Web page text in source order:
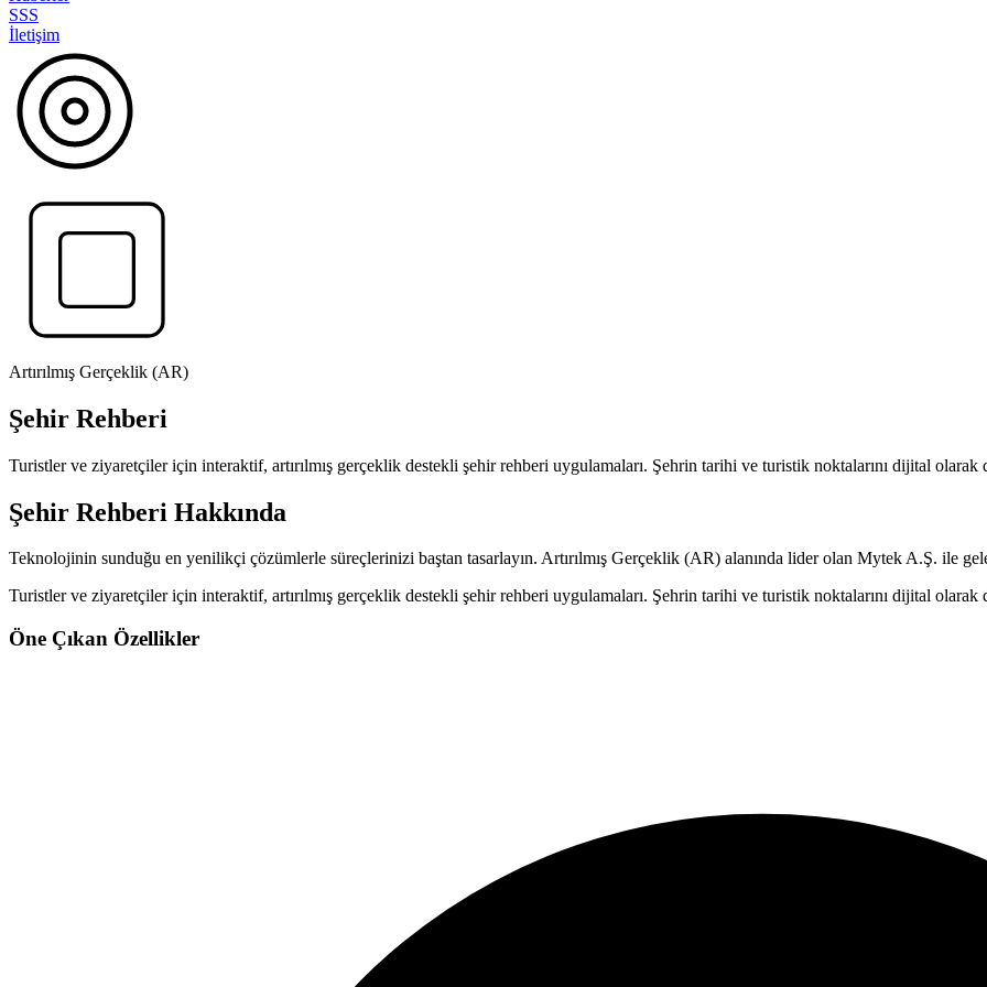
SSS
İletişim
Artırılmış Gerçeklik (AR)
Şehir Rehberi
Turistler ve ziyaretçiler için interaktif, artırılmış gerçeklik destekli şehir rehberi uygulamaları. Şehrin tarihi ve turistik noktalarını dijital olarak
Şehir Rehberi Hakkında
Teknolojinin sunduğu en yenilikçi çözümlerle süreçlerinizi baştan tasarlayın. Artırılmış Gerçeklik (AR) alanında lider olan Mytek A.Ş. ile
Turistler ve ziyaretçiler için interaktif, artırılmış gerçeklik destekli şehir rehberi uygulamaları. Şehrin tarihi ve turistik noktalarını dijital olarak
Öne Çıkan Özellikler